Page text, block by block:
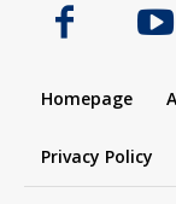
Homepage
Privacy Policy